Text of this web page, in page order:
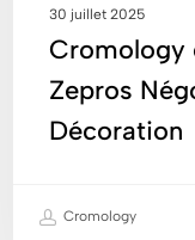
30 juillet 2025
Cromology
Zepros
Décoration
Cromology